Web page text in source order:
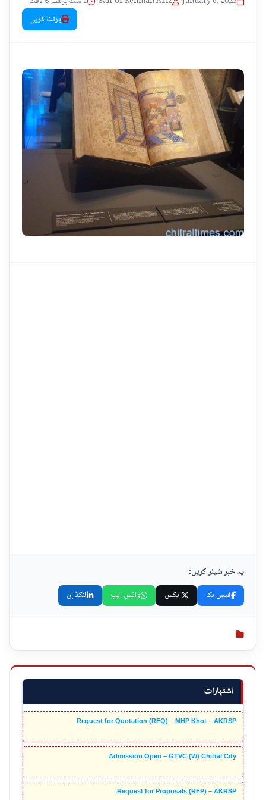
اشتہارات
Request for Quotation (RFQ) – MHP Khot – AKRSP
Admission Open – GTVC (W) Chitral City
Request for Proposals (RFP) – AKRSP
پرنٹ کریں
یہ خبر شیئر کریں:
فیس بک ایکس واٹس ایپ لنکڈ اِن